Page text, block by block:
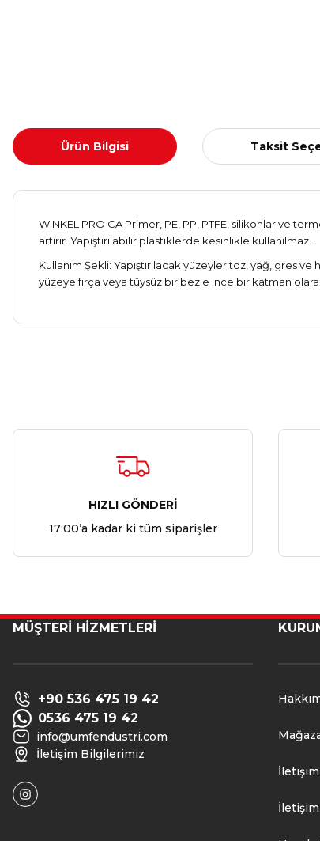
Ürün Bilgisi Taksit
WINKEL PRO CA Primer, PE, PP, PTFE, silikonlar ve
artırır. Yapıştırılabilir plastiklerde kesinlikle kullanılmaz.
Kullanım Şekli: Yapıştırılacak yüzeyler toz, yağ, gres
yüzeye fırça veya tüysüz bir bezle ince bir katman olarak
HIZLI GÖNDERİ
17:00’a kadar ki tüm siparişler
MÜŞTERİ HİZMETLERİ
+90 536 475 19 42
0536 475 19 42
info@umfendustri.com
İletişim Bilgilerimiz
İletişim